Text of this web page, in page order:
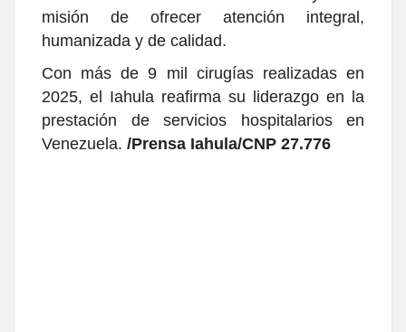
misión de ofrecer atención integral,
humanizada y de calidad.
Con más de 9 mil cirugías realizadas en
2025, el Iahula reafirma su liderazgo en la
prestación de servicios hospitalarios en
Venezuela. /Prensa Iahula/CNP 27.776